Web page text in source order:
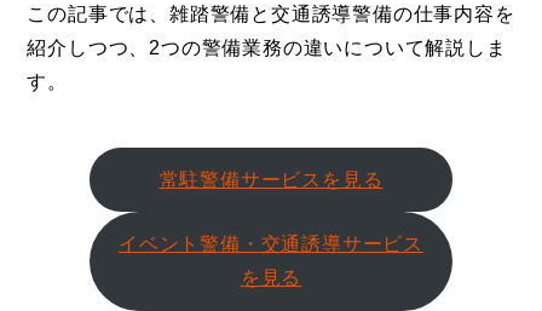
この記事では、雑踏警備と交通誘導警備の仕事内容を
紹介しつつ、2つの警備業務の違いについて解説しま
す。
常駐警備サービスを見る
イベント警備・交通誘導サービス
を見る